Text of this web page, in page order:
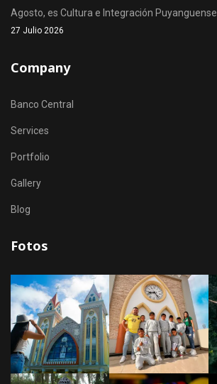
Agosto, es Cultura e Integración Puyanguense
27 Julio 2026
Company
Banco Central
Services
Portfolio
Gallery
Blog
Fotos